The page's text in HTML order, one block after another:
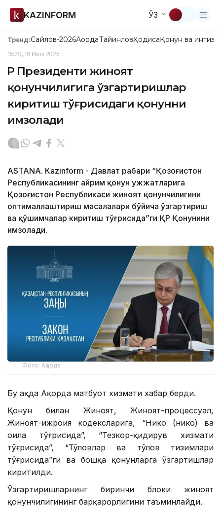
KAZINFORM ЎЗ
Тренд:Сайлов-2026АқордаТайинловҲодисаҚонун ва
15:20, 16 Июл 2025
ҚР Президенти жиноят
қонунчилигига ўзгартиришлар
киритиш тўғрисидаги қонунни
имзолади
ASTANА. Кazinform - Давлат раҳбари “Қозоғистон
Республикасининг айрим қонун ҳужжатларига
Қозоғистон Республикаси жиноят қонунчилигини
оптималлаштириш масалалари бўйича ўзгартириш
ва қўшимчалар киритиш тўғрисида”ги ҚР Қонунини
имзолади.
Фото: Ақорда
Бу ҳақда Ақорда матбуот хизмати хабар берди.
Қонун билан Жиноят, Жиноят-процессуал,
Жиноят-ижроия кодексларига, “Никоҳ (никоҳ) ва
оила тўғрисида”, “Тезкор-қидирув хизмати
тўғрисида”, “Тўловлар ва тўлов тизимлари
тўғрисида”ги ва бошқа қонунларга ўзгартишлар
киритилди.
Ўзгартиришларнинг биринчи блоки жиноят
қонунчилигининг барқарорлигини таъминлайди.